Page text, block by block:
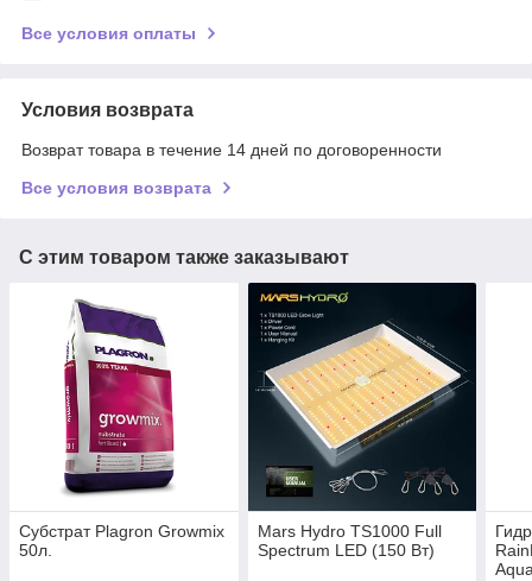
Все условия оплаты
Условия возврата
Возврат товара в течение 14 дней по договоренности
Все условия возврата
С этим товаром также заказывают
Субстрат Plagron Growmix
50л.
Mars Hydro TS1000 Full
Spectrum LED (150 Вт)